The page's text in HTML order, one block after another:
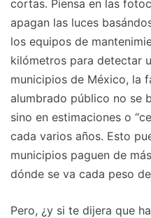
cortas. Piensa en las
apagan las luces
los equipos de
kilómetros para detectar
municipios de México, la
alumbrado público no se
sino en estimaciones o
cada varios años. Esto
municipios paguen de
dónde se va cada peso
Pero, ¿y si te dijera que